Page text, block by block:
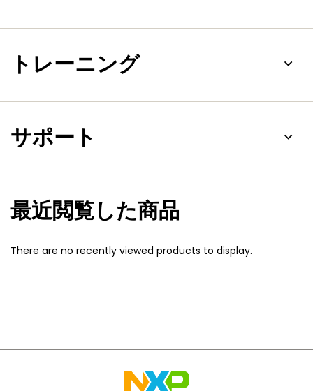
トレーニング
サポート
最近閲覧した商品
There are no recently viewed products to display.